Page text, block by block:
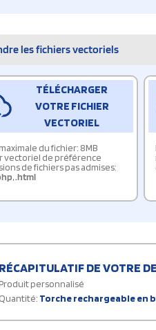
les fichiers vectoriels
TÉLÉCHARGER
VOTRE FICHIER
VECTORIEL
du fichier: 8MB
vectoriel de préférence
de fichiers pas admises:
,.html
RÉCAPITULATIF DE VOTRE
Produit personnalisé
Quantité: Torche rechargeable en